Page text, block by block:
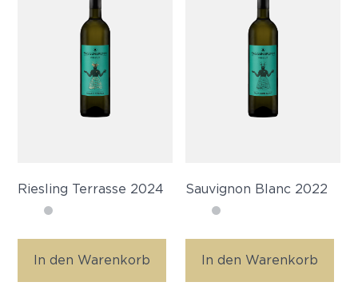
Riesling Terrasse 2024
In den Warenkorb
Sauvignon Blanc 2022
In den Warenkorb